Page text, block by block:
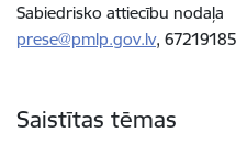
Sabiedrisko attiecību nodaļa
prese@pmlp.gov.lv, 67219185
Saistītas tēmas